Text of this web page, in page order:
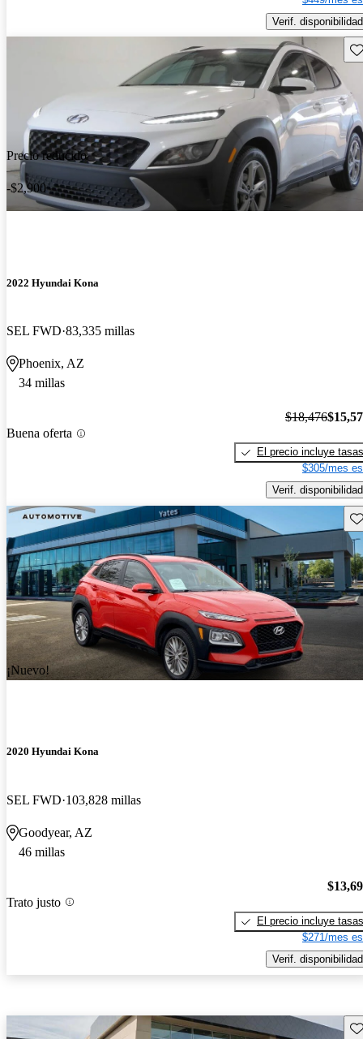
Verif. disponibilidad
Precio reducido
-$2,900
2022 Hyundai Kona
SEL FWD 83,335 millas
Phoenix, AZ
34 millas
Buena oferta
$18,476
El precio incluye tasas
$305/mes
Verif. disponibilidad
¡Nuevo!
2020 Hyundai Kona
SEL FWD 103,828 millas
Goodyear, AZ
46 millas
Trato justo
El precio incluye tasas
$271/mes
Verif. disponibilidad